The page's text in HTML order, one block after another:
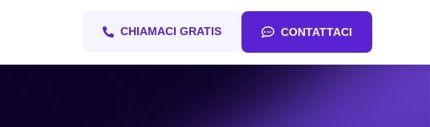
CONTATTACI
CHIAMACI GRATIS